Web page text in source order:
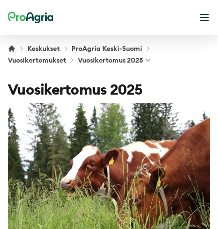
ProAgria
Keskukset
ProAgria Keski-Suomi
Vuosikertomukset
Vuosikertomus 2025
Vuosikertomus 2025